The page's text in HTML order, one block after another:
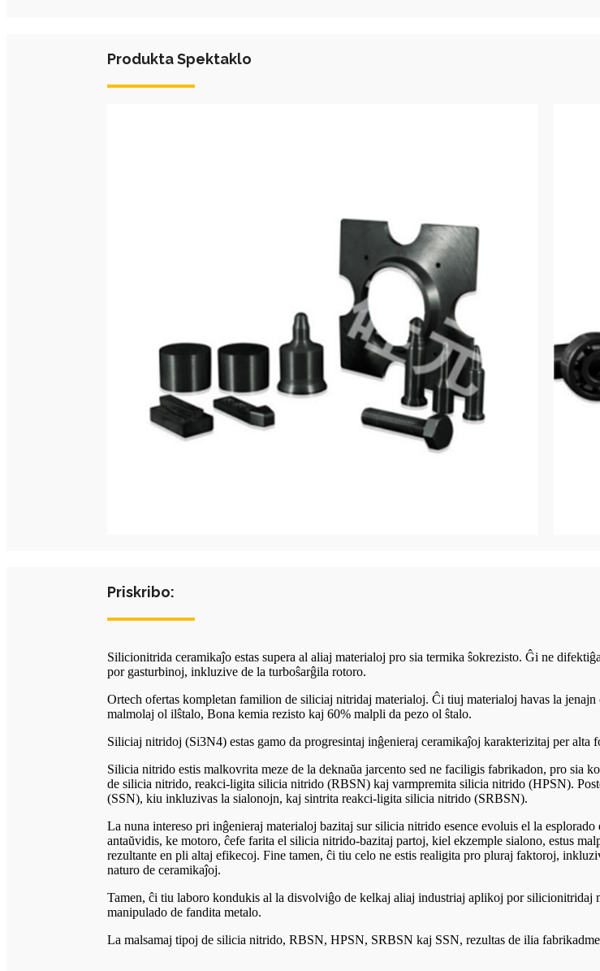
Produkta Spektaklo
Priskribo:
Silicionitrida ceramikaĵo estas supera al aliaj materialoj pro sia termika ŝokrezisto. Ĝi ne
por gasturbinoj, inkluzive de la turboŝarĝila rotoro.
Ortech ofertas kompletan familion de siliciaj nitridaj materialoj. Ĉi tiuj materialoj havas la
malmolaj ol ilŝtalo, Bona kemia rezisto kaj 60% malpli da pezo ol ŝtalo.
Siliciaj nitridoj (Si3N4) estas gamo da progresintaj inĝenieraj ceramikaĵoj karakterizitaj per alta
Silicia nitrido estis malkovrita meze de la deknaŭa jarcento sed ne faciligis fabrikadon, pro sia
de silicia nitrido, reakci-ligita silicia nitrido (RBSN) kaj varmpremita silicia nitrido (HPSN).
(SSN), kiu inkluzivas la sialonojn, kaj sintrita reakci-ligita silicia nitrido (SRBSN).
La nuna intereso pri inĝenieraj materialoj bazitaj sur silicia nitrido esence evoluis el la
antaŭvidis, ke motoro, ĉefe farita el silicia nitrido-bazitaj partoj, kiel ekzemple sialono, estus
rezultante en pli altaj efikecoj. Fine tamen, ĉi tiu celo ne estis realigita pro pluraj faktoroj,
naturo de ceramikaĵoj.
Tamen, ĉi tiu laboro kondukis al la disvolviĝo de kelkaj aliaj industriaj aplikoj por silicionitridaj
manipulado de fandita metalo.
La malsamaj tipoj de silicia nitrido, RBSN, HPSN, SRBSN kaj SSN, rezultas de ilia